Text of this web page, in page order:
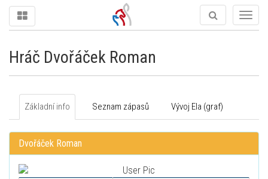
Hráč Dvořáček Roman
Základní info Seznam zápasů Vývoj Ela (graf)
Dvořáček Roman